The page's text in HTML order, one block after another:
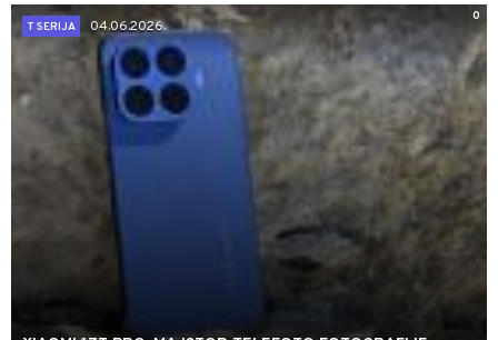
0
T SERIJA
04.06.2026.